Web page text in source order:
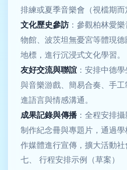
排練或夏季音樂會（視檔期而
文化歷史參訪 ：參觀柏林愛
物館、波茨坦無憂宮等體現
地標，進行沉浸式文化學習。
友好交流與聯誼 ：安排中德
與音樂游戲、簡易合奏、手
進語言與情感溝通。
成果記錄與傳播 ：全程安排
制作紀念冊與專題片，通過
作媒體進行宣傳，擴大活動社
七、 行程安排示例（草案）